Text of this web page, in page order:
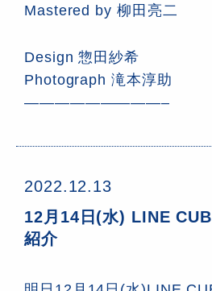
Mastered by 柳田亮二
Design 惣田紗希
Photograph 滝本淳助
—————————–
2022.12.13
12月14日(水) LINE
紹介